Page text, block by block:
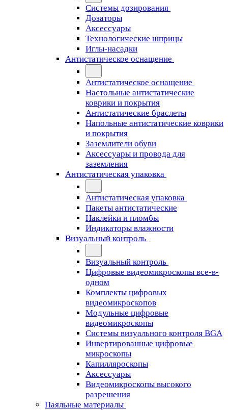
Системы дозирования
Дозаторы
Аксессуары
Технологические шприцы
Иглы-насадки
Антистатическое оснащение
Антистатическое оснащение
Настольные антистатические
коврики и покрытия
Антистатические браслеты
Напольные антистатические коврики
и покрытия
Заземлители обуви
Аксессуары и провода для
заземления
Антистатическая упаковка
Антистатическая упаковка
Пакеты антистатические
Наклейки и пломбы
Индикаторы влажности
Визуальный контроль
Визуальный контроль
Цифровые видеомикроскопы все-в-
одном
Комплекты цифровых
видеомикроскопов
Модульные цифровые
видеомикроскопы
Cистемы визуального контроля BGA
Инвертированные цифровые
микроскопы
Капилляроскопы
Аксессуары
Видеомикроскопы высокого
разрешения
Паяльные материалы